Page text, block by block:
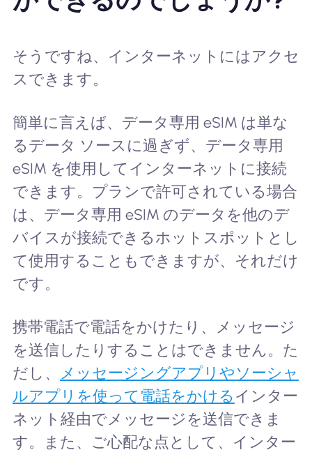
そうですね、インターネットにはアクセ
スできます。
簡単に言えば、データ専用 eSIM は単な
るデータ ソースに過ぎず、データ専用
eSIM を使用してインターネットに接続
できます。プランで許可されている場合
は、データ専用 eSIM のデータを他のデ
バイスが接続できるホットスポットとし
て使用することもできますが、それだけ
です。
携帯電話で電話をかけたり、メッセージ
を送信したりすることはできません。た
だし、
メッセージングアプリやソーシャ
ルアプリを使って電話をかける インター
ネット経由でメッセージを送信できま
す。また、ご心配な点として、インター